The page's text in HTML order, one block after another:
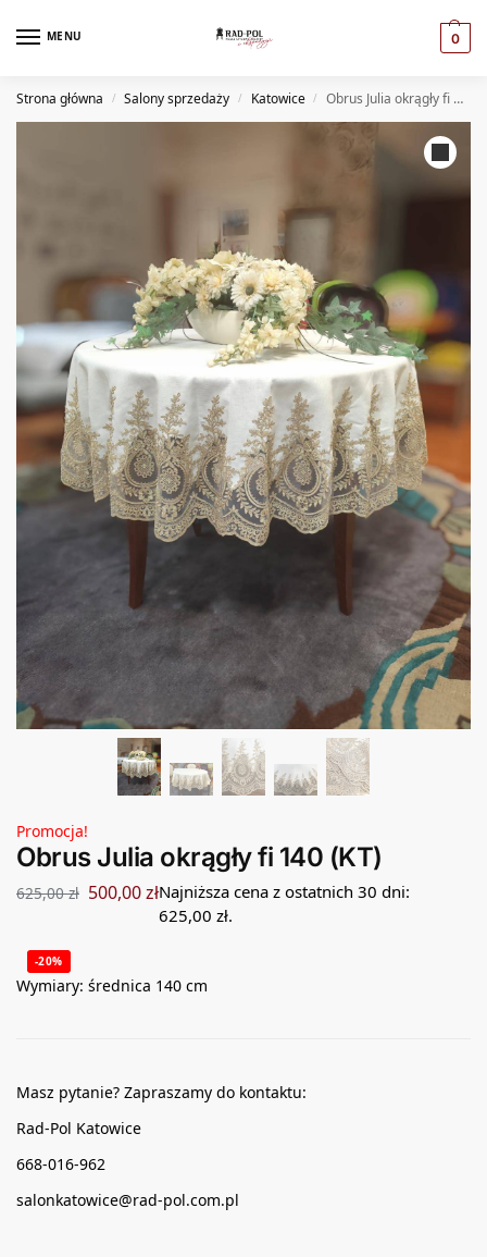
MENU 0
Strona główna / Salony sprzedaży / Katowice / Obrus Julia okrągły fi 140 (KT)
Promocja!
Obrus Julia okrągły fi 140 (KT)
625,00zł 500,00złNajniższa cena z ostatnich 30 dni:
625,00 zł.
-20%
Wymiary: średnica 140 cm
Masz pytanie? Zapraszamy do kontaktu:
Rad-Pol Katowice
668-016-962
salonkatowice@rad-pol.com.pl